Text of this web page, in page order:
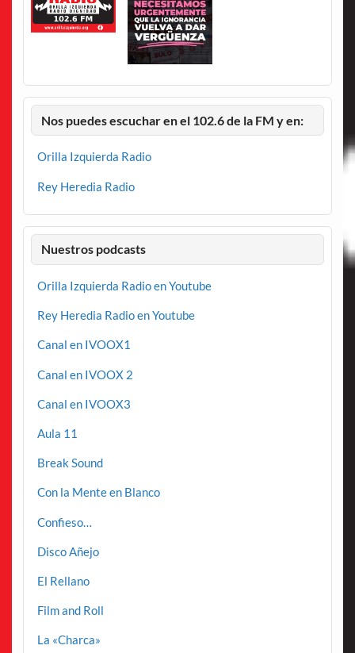
Nos puedes escuchar en el 102.6 de la FM y en:
Orilla Izquierda Radio
Rey Heredia Radio
Nuestros podcasts
Orilla Izquierda Radio en Youtube
Rey Heredia Radio en Youtube
Canal en IVOOX1
Canal en IVOOX 2
Canal en IVOOX3
Aula 11
Break Sound
Con la Mente en Blanco
Confieso…
Disco Añejo
El Rellano
Film and Roll
La «Charca»